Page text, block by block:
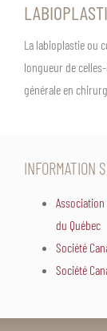
La labioplastie ou
longueur de
générale en
INFORMATION
du Québec
Société
Société